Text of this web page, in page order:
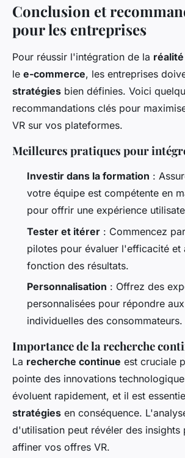
Conclusion et
pour les entreprises
Pour réussir l'intégration de la
le e-commerce, les entreprises
stratégies bien définies. Voici
recommandations clés pour
VR sur vos plateformes.
Meilleures pratiques pour
Investir dans la formation :
votre équipe est compétente en
pour offrir une expérience
Tester et itérer : Commencez
pilotes pour évaluer l'efficacité et
fonction des résultats.
Personnalisation : Offrez des
personnalisées pour répondre
individuelles des consommateurs.
Importance de la recherche
La recherche continue est cruciale
pointe des innovations
évoluent rapidement, et il est
stratégies en conséquence.
d'utilisation peut révéler des insights
affiner vos offres VR.